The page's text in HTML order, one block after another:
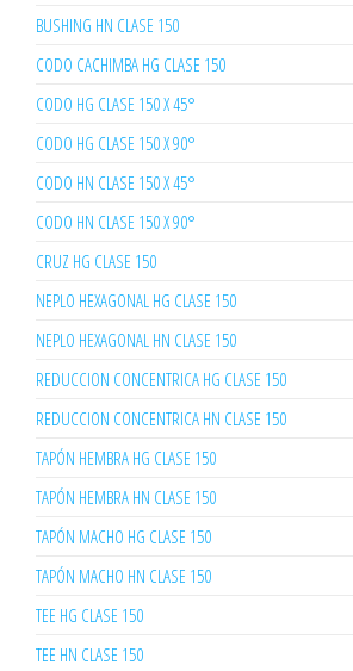
BUSHING HN CLASE 150
CODO CACHIMBA HG CLASE 150
CODO HG CLASE 150 X 45°
CODO HG CLASE 150 X 90°
CODO HN CLASE 150 X 45°
CODO HN CLASE 150 X 90°
CRUZ HG CLASE 150
NEPLO HEXAGONAL HG CLASE 150
NEPLO HEXAGONAL HN CLASE 150
REDUCCION CONCENTRICA HG CLASE 150
REDUCCION CONCENTRICA HN CLASE 150
TAPÓN HEMBRA HG CLASE 150
TAPÓN HEMBRA HN CLASE 150
TAPÓN MACHO HG CLASE 150
TAPÓN MACHO HN CLASE 150
TEE HG CLASE 150
TEE HN CLASE 150